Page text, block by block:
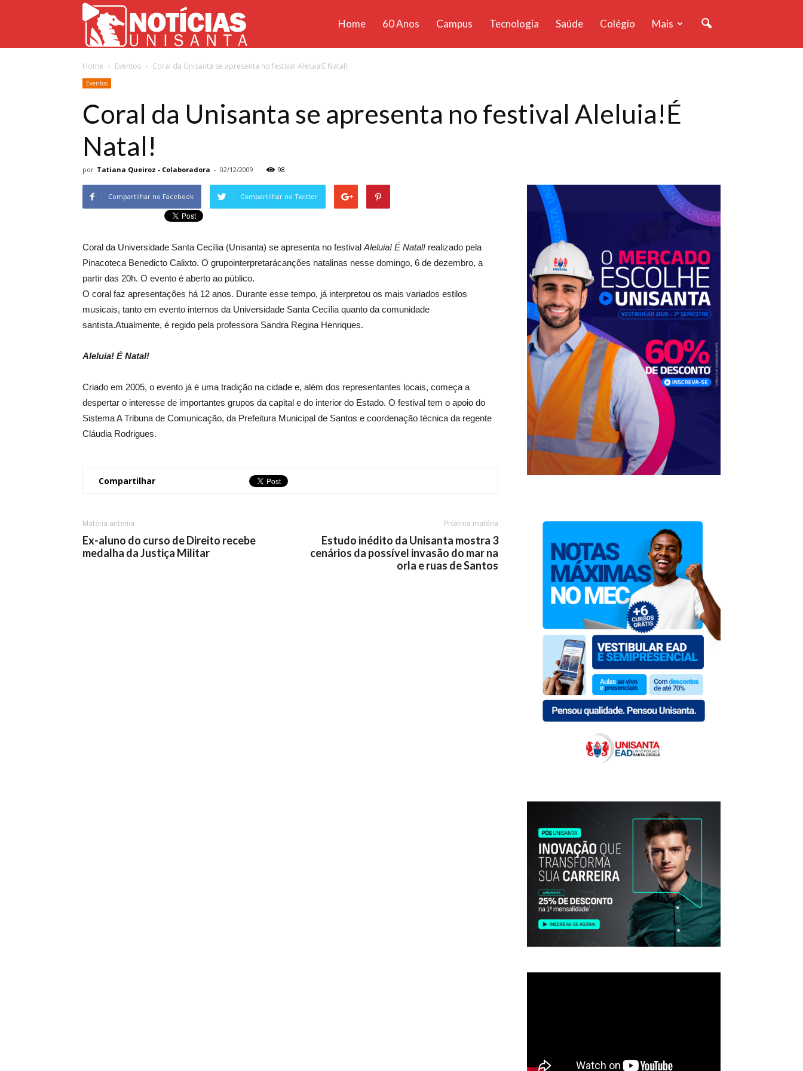
Unisanta
Home 60 Anos Campus Tecnologia Saúde Colégio Mais
Home Eventos Coral da Unisanta se apresenta no festival Aleluia!É Natal!
Eventos
Coral da Unisanta se apresenta no festival Aleluia!É
Natal!
por Tatiana Queiroz - Colaboradora - 02/12/2009 98
Compartilhar no Facebook Compartilhar no Twitter
Coral da Universidade Santa Cecília (Unisanta) se apresenta no festival Aleluia! É Natal! realizado pela
Pinacoteca Benedicto Calixto. O grupointerpretarácanções natalinas nesse domingo, 6 de dezembro, a
partir das 20h. O evento é aberto ao público.
O coral faz apresentações há 12 anos. Durante esse tempo, já interpretou os mais variados estilos
musicais, tanto em evento internos da Universidade Santa Cecília quanto da comunidade
santista.Atualmente, é regido pela professora Sandra Regina Henriques.
Aleluia! É Natal!
Criado em 2005, o evento já é uma tradição na cidade e, além dos representantes locais, começa a
despertar o interesse de importantes grupos da capital e do interior do Estado. O festival tem o apoio do
Sistema A Tribuna de Comunicação, da Prefeitura Municipal de Santos e coordenação técnica da regente
Cláudia Rodrigues.
Compartilhar
Matéria anterior
Ex-aluno do curso de Direito recebe
medalha da Justiça Militar
Próxima matéria
Estudo inédito da Unisanta mostra 3
cenários da possível invasão do mar na
orla e ruas de Santos